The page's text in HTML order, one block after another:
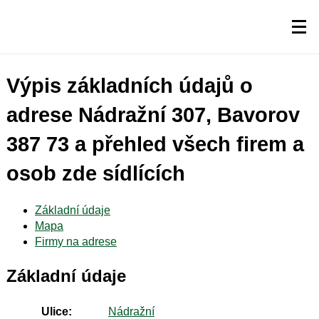
Výpis základních údajů o
adrese Nádražní 307, Bavorov
387 73 a přehled všech firem a
osob zde sídlících
Základní údaje
Mapa
Firmy na adrese
Základní údaje
Ulice:
Nádražní